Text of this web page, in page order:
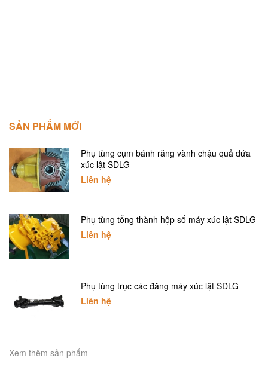
SẢN PHẨM MỚI
Phụ tùng cụm bánh răng vành chậu quả dứa
xúc lật SDLG
Liên hệ
Phụ tùng tổng thành hộp số máy xúc lật SDLG
Liên hệ
Phụ tùng trục các đăng máy xúc lật SDLG
Liên hệ
Xem thêm sản phẩm